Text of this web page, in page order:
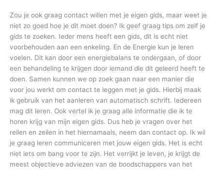
Zou je ook graag contact willen met je eigen gids, maar weet je
niet zo goed hoe je dit moet doen? Ik geef graag tips om zelf je
gids te zoeken. Ieder mens heeft een gids, dit is echt niet
voorbehouden aan een enkeling. En de Energie kun je leren
voelen. Dit kan door een energiebalans te ondergaan, of door
een behandeling te krijgen door iemand die dit geleerd heeft te
doen. Samen kunnen we op zoek gaan naar een manier die
voor jou werkt om contact te leggen met je gids. Hierbij maak
ik gebruik van het aanleren van automatisch schrift. Iedereen
mag dit leren. Ook vertel ik je graag alle informatie die ik te
horen krijg van mijn eigen gids. Dus heb je vragen over het
reilen en zeilen in het hiernamaals, neem dan contact op. Ik wil
je graag leren communiceren met jouw eigen gids. Het is echt
niet iets om bang voor te zijn. Het verrijkt je leven, je krijgt de
meest objectieve adviezen van de boodschappers van het